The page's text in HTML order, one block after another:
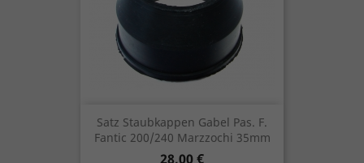
Satz Staubkappen Gabel Pas. F.
Fantic 200/240 Marzzochi 35mm
Preis
28,00 €